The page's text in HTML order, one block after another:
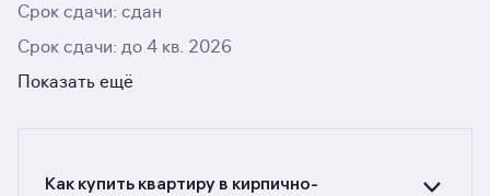
Срок сдачи: сдан
Срок сдачи: до 4 кв. 2026
Показать ещё
Как купить квартиру в кирпично-